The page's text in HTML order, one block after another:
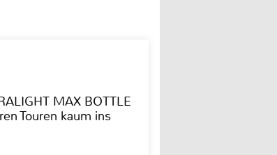
MAX BOTTLE
Touren kaum ins